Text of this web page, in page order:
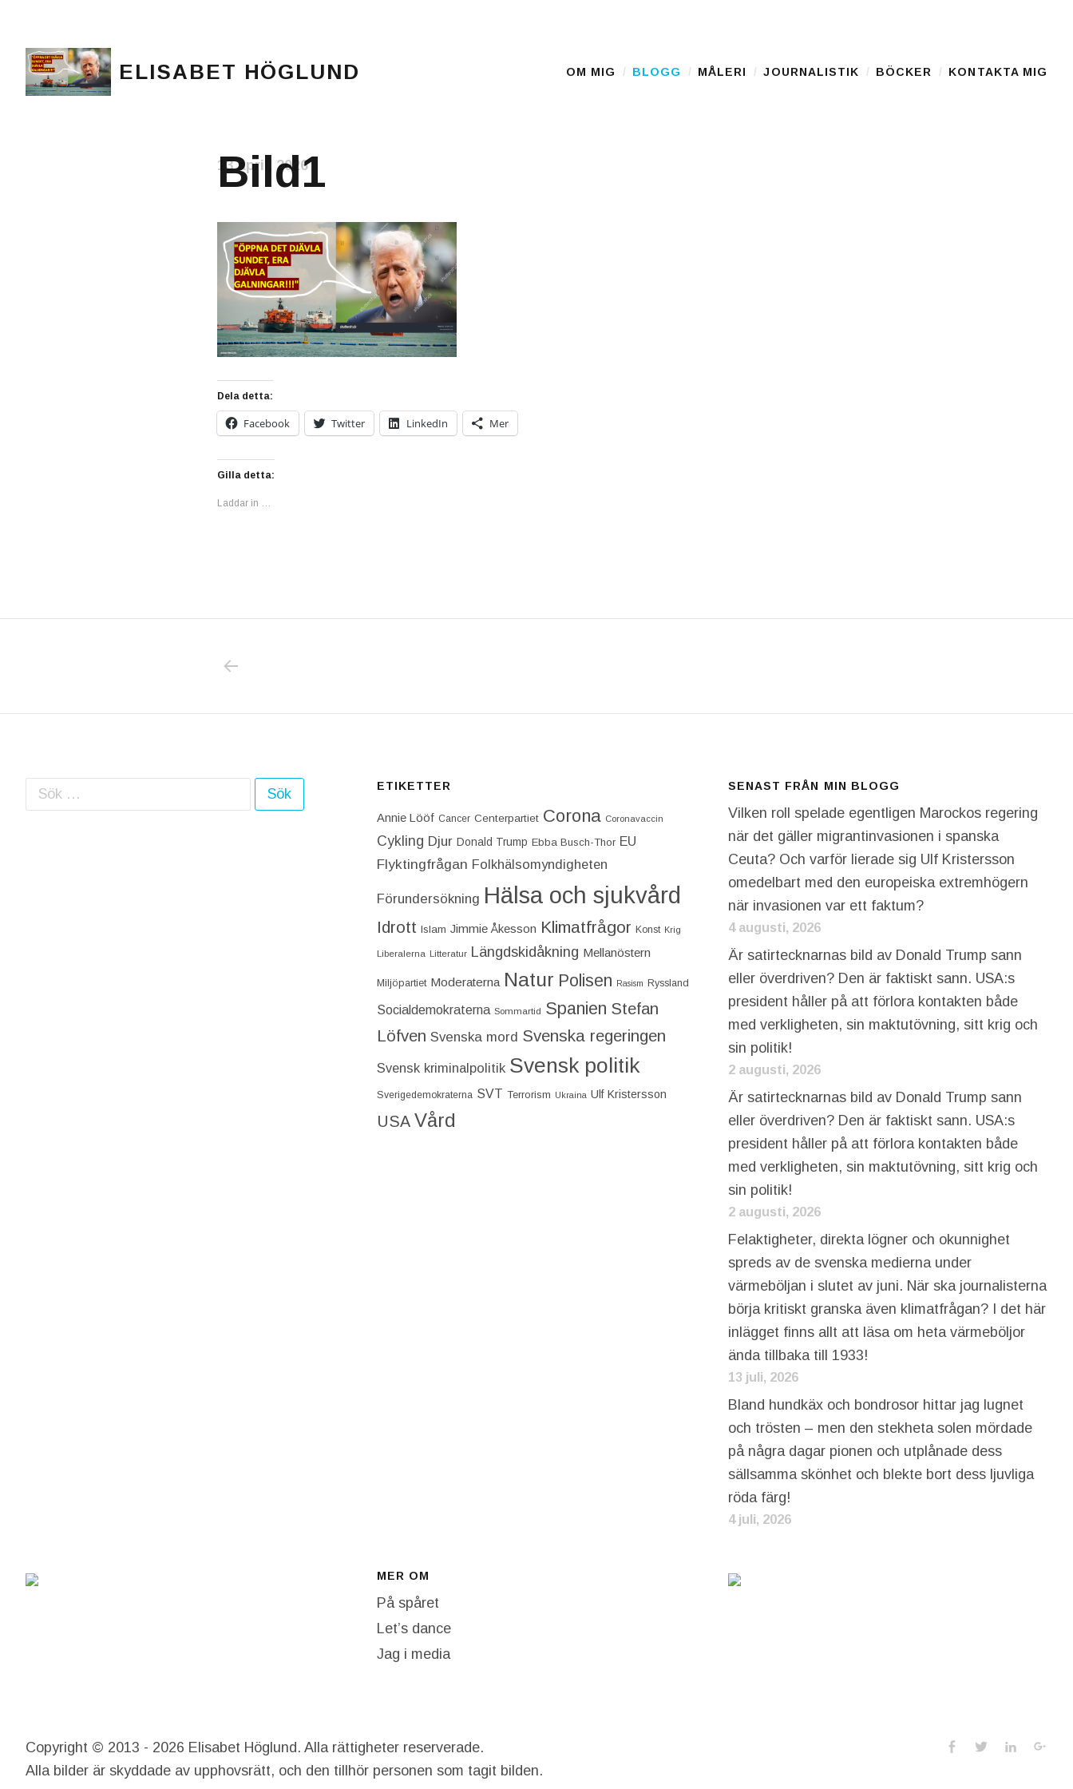
ELISABET HÖGLUND Main Menu
OM MIG BLOGG MÅLERI JOURNALISTIK BÖCKER KONTAKTA MIG
Bild1
13 april, 2026
Dela detta:
Facebook Twitter LinkedIn Mer
Gilla detta:
Laddar in …
Sök efter: ETIKETTER
Annie Lööf Cancer Centerpartiet‎ Corona Coronavaccin
Cykling Djur Donald Trump Ebba Busch-Thor EU
Flyktingfrågan Folkhälsomyndigheten
Förundersökning Hälsa och sjukvård
Idrott Islam Jimmie Åkesson Klimatfrågor Konst Krig
Liberalerna Litteratur Längdskidåkning Mellanöstern
Miljöpartiet Moderaterna Natur Polisen Rasism Ryssland
Socialdemokraterna Sommartid Spanien Stefan
Löfven Svenska mord Svenska regeringen
Svensk kriminalpolitik Svensk politik
Sverigedemokraterna SVT Terrorism Ukraina Ulf Kristersson
USA Vård
SENAST FRÅN MIN BLOGG
Vilken roll spelade egentligen Marockos regering
när det gäller migrantinvasionen i spanska
Ceuta? Och varför lierade sig Ulf Kristersson
omedelbart med den europeiska extremhögern
när invasionen var ett faktum?
4 augusti, 2026
Är satirtecknarnas bild av Donald Trump sann
eller överdriven? Den är faktiskt sann. USA:s
president håller på att förlora kontakten både
med verkligheten, sin maktutövning, sitt krig och
sin politik!
2 augusti, 2026
Är satirtecknarnas bild av Donald Trump sann
eller överdriven? Den är faktiskt sann. USA:s
president håller på att förlora kontakten både
med verkligheten, sin maktutövning, sitt krig och
sin politik!
2 augusti, 2026
Felaktigheter, direkta lögner och okunnighet
spreds av de svenska medierna under
värmeböljan i slutet av juni. När ska journalisterna
börja kritiskt granska även klimatfrågan? I det här
inlägget finns allt att läsa om heta värmeböljor
ända tillbaka till 1933!
13 juli, 2026
Bland hundkäx och bondrosor hittar jag lugnet
och trösten – men den stekheta solen mördade
på några dagar pionen och utplånade dess
sällsamma skönhet och blekte bort dess ljuvliga
röda färg!
4 juli, 2026
MER OM
På spåret
Let’s dance
Jag i media
Social
Facebook
TwitterLinkedIn
Copyright © 2013 - 2026 Elisabet Höglund. Alla rättigheter reserverade.
Alla bilder är skyddade av upphovsrätt, och den tillhör personen som tagit bilden.